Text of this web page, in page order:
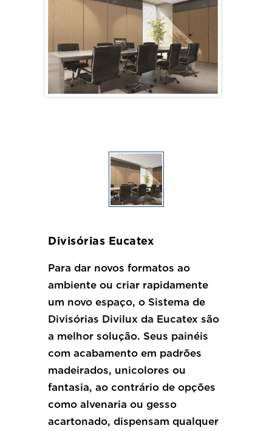
Divisórias Eucatex
Para dar novos formatos ao
ambiente ou criar rapidamente
um novo espaço, o Sistema de
Divisórias Divilux da Eucatex são
a melhor solução. Seus painéis
com acabamento em padrões
madeirados, unicolores ou
fantasia, ao contrário de opções
como alvenaria ou gesso
acartonado, dispensam qualquer